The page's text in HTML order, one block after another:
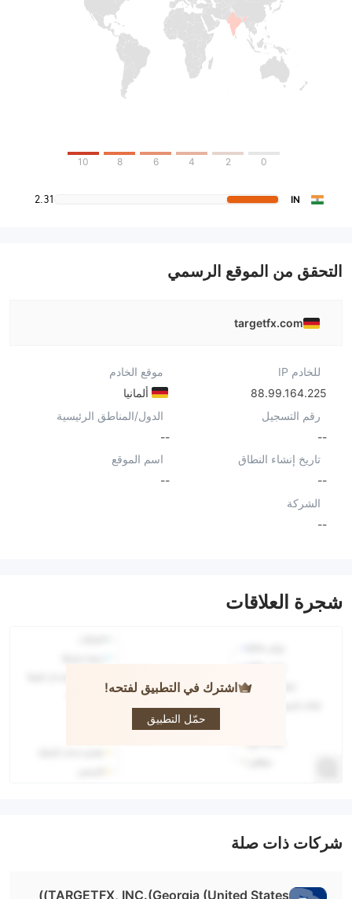
0
2
4
6
8
10
IN
2.31
التحقق من الموقع الرسمي
targetfx.com
للخادم IP
88.99.164.225
موقع الخادم
ألمانيا
رقم التسجيل
--
الدول/المناطق الرئيسية
--
تاريخ إنشاء النطاق
--
اسم الموقع
--
الشركة
--
شجرة العلاقات
اشترك في التطبيق لفتحه!
حمّل التطبيق
شركات ذات صلة
TARGETFX, INC.(Georgia (United States))